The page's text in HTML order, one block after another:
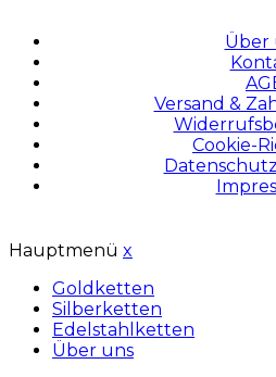
Über
Versand &
Cookie-
Hauptmenü x
Goldketten
Silberketten
Edelstahlketten
Über uns